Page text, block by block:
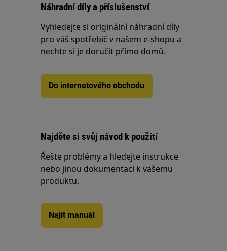
Náhradní díly a příslušenství
Vyhledejte si originální náhradní díly
pro váš spotřebič v našem e-shopu a
nechte si je doručit přímo domů.
Do internetového obchodu
Najděte si svůj návod k použití
Řešte problémy a hledejte instrukce
nebo jinou dokumentaci k vašemu
produktu.
Najít manuál